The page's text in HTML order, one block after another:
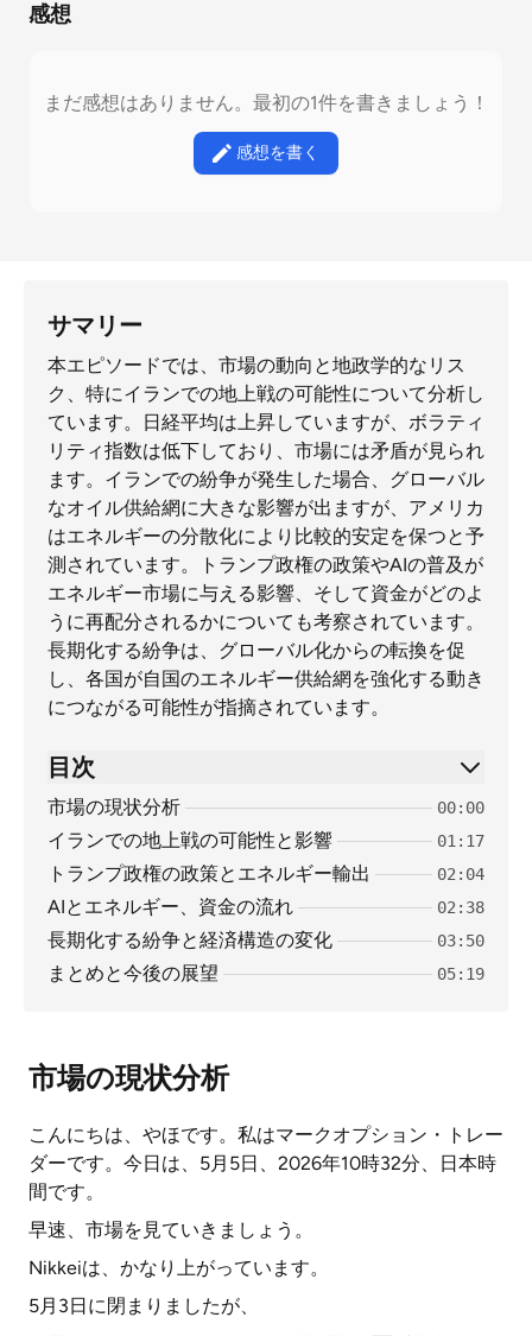
感想
まだ感想はありません。最初の1件を書きましょう！
感想を書く
サマリー
本エピソードでは、市場の動向と地政学的なリス
ク、特にイランでの地上戦の可能性について分析し
ています。日経平均は上昇していますが、ボラティ
リティ指数は低下しており、市場には矛盾が見られ
ます。イランでの紛争が発生した場合、グローバル
なオイル供給網に大きな影響が出ますが、アメリカ
はエネルギーの分散化により比較的安定を保つと予
測されています。トランプ政権の政策やAIの普及が
エネルギー市場に与える影響、そして資金がどのよ
うに再配分されるかについても考察されています。
長期化する紛争は、グローバル化からの転換を促
し、各国が自国のエネルギー供給網を強化する動き
につながる可能性が指摘されています。
目次
市場の現状分析 00:00
イランでの地上戦の可能性と影響 01:17
トランプ政権の政策とエネルギー輸出 02:04
AIとエネルギー、資金の流れ 02:38
長期化する紛争と経済構造の変化 03:50
まとめと今後の展望 05:19
市場の現状分析
こんにちは、やほです。私はマークオプション・トレー
ダーです。今日は、5月5日、2026年10時32分、日本時
間です。
早速、市場を見ていきましょう。
Nikkeiは、かなり上がっています。
5月3日に閉まりましたが、